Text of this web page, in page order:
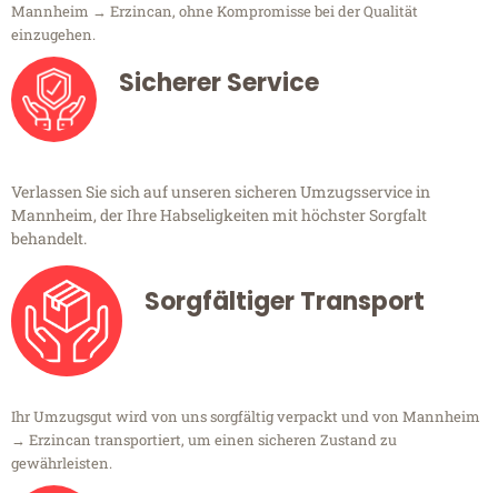
Mannheim → Erzincan, ohne Kompromisse bei der Qualität
einzugehen.
Sicherer Service
Verlassen Sie sich auf unseren sicheren Umzugsservice in
Mannheim, der Ihre Habseligkeiten mit höchster Sorgfalt
behandelt.
Sorgfältiger Transport
Ihr Umzugsgut wird von uns sorgfältig verpackt und von Mannheim
→ Erzincan transportiert, um einen sicheren Zustand zu
gewährleisten.